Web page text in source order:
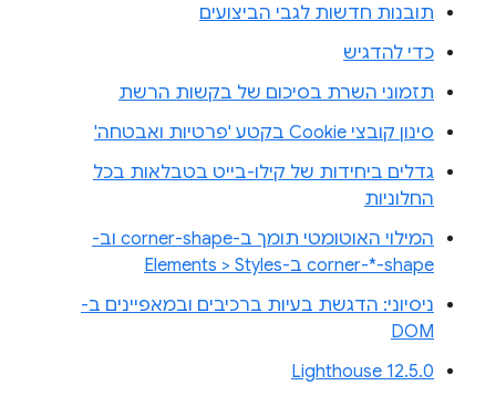
תובנות חדשות לגבי הביצועים
כדי להדגיש
תזמוני השרת בסיכום של בקשות הרשת
סינון קובצי Cookie בקטע 'פרטיות ואבטחה'
גדלים ביחידות של קילו-בייט בטבלאות בכל
החלוניות
המילוי האוטומטי תומך ב-corner-shape וב-
corner-*-shape ב-Elements > Styles
ניסיוני: הדגשת בעיות ברכיבים ובמאפיינים ב-
DOM
Lighthouse 12.5.0